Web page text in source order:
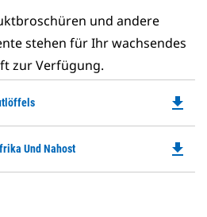
und andere
stehen für Ihr wachsendes
zur Verfügung.
a
file_download
Und Nahost file_download